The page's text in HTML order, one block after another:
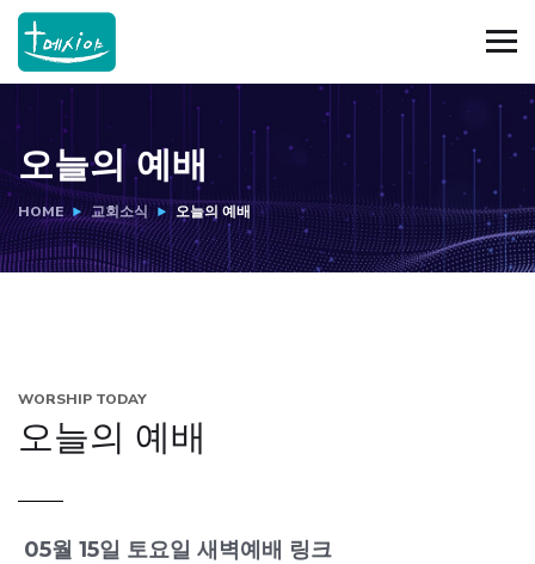
오늘의 예배
HOME 교회소식 오늘의 예배
WORSHIP TODAY
오늘의 예배
05월 15일 토요일 새벽예배 링크